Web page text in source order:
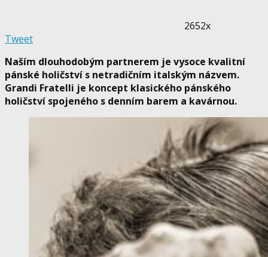
2652x
Tweet
Naším dlouhodobým partnerem je vysoce kvalitní
pánské holičství s netradičním italským názvem.
Grandi Fratelli je koncept klasického pánského
holičství spojeného s denním barem a kavárnou.